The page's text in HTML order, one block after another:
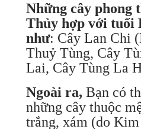
Những cây phong
Thủy hợp với tuổi
như: Cây Lan Chi
Thuỷ Tùng, Cây
Lai, Cây Tùng La
Ngoài ra, Bạn có
những cây thuộc
trắng, xám (do